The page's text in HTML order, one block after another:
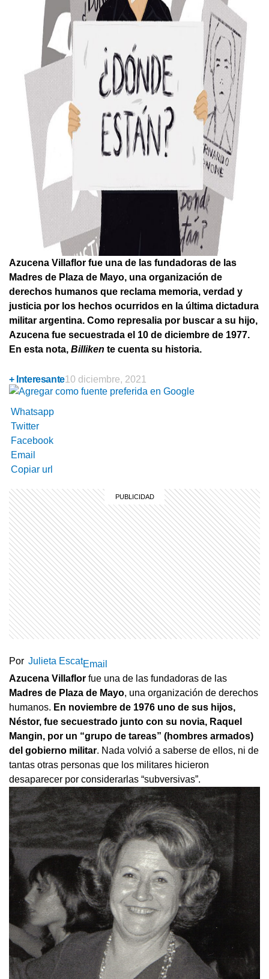
Azucena Villaflor fue una de las fundadoras de las
Madres de Plaza de Mayo, una organización de
derechos humanos que reclama memoria, verdad y
justicia por los hechos ocurridos en la última dictadura
militar argentina. Como represalia por buscar a su hijo,
Azucena fue secuestrada el 10 de diciembre de 1977.
En esta nota, Billiken te cuenta su historia.
+ Interesante10 diciembre, 2021
Whatsapp
Twitter
Facebook
Email
Copiar url
Por Julieta EscatEmail
Azucena Villaflor fue una de las fundadoras de las
Madres de Plaza de Mayo, una organización de derechos
humanos. En noviembre de 1976 uno de sus hijos,
Néstor, fue secuestrado junto con su novia, Raquel
Mangin, por un “grupo de tareas” (hombres armados)
del gobierno militar. Nada volvió a saberse de ellos, ni de
tantas otras personas que los militares hicieron
desaparecer por considerarlas “subversivas”.